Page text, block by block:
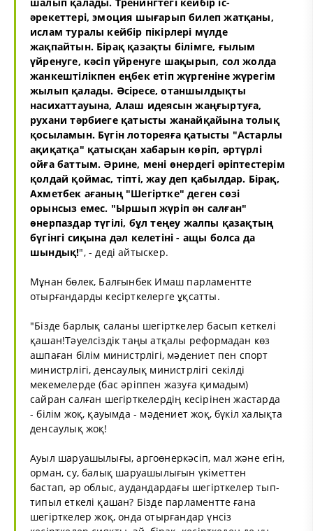
әрекеттері, эмоция шығарып билеп жатқаны,
ислам туралы кейбір пікірлері мүлде
жақпайтын. Бірақ қазақты білімге, ғылым
үйренуге, кәсіп үйренуге шақырып, сол жолда
жанкештілікпен еңбек етіп жүргеніне жүрегім
жылып қалады. Әсіресе, отаншылдықты
насихаттауына, Алаш идеясын жаңғыртуға,
рухани тәрбиеге қатысты жанайқайына толық
қосыламын. Бүгін лотореяға қатысты "Астарлы
ақиқатқа" қатысқан хабарын көріп, әртүрлі
ойға баттым. Әрине, мені өнердегі әріптестерім
қолдай қоймас, тіпті, жау деп қабылдар. Бірақ,
Ахметбек ағаның "Шегіртке" деген сөзі
орынсыз емес. "Ыршып жүріп ән салған"
өнерпаздар түгілі, бұл теңеу жалпы қазақтың
бүгінгі сиқына дәл келетіні - ащы болса да
шындық!", - деді айтыскер.
Мұнан бөлек, Балғынбек Имаш парламентте
отырғандарды кесірткелерге ұқсатты.
"Бізде барлық саланы шегірткелер басып кеткелі
қашан!Тәуелсіздік таңы атқалы реформадан көз
ашпаған білім министрлігі, мәдениет пен спорт
министрлігі, денсаулық министрлігі секілді
мекемелерде (бас әріппен жазуға қимадым)
сайран салған шегірткелердің кесірінен жастарда
- білім жоқ, қауымда - мәдениет жоқ, бүкіл халықта
денсаулық жоқ!
Ауыл шаруашылығы, аргоөнеркәсіп, мал және егін,
орман, су, балық шаруашылығын үкіметтен
бастап, әр облыс, аудандардағы шегірткелер тып-
типыл еткелі қашан? Бізде парламентте ғана
шегірткелер жоқ, онда отырғандар үнсіз